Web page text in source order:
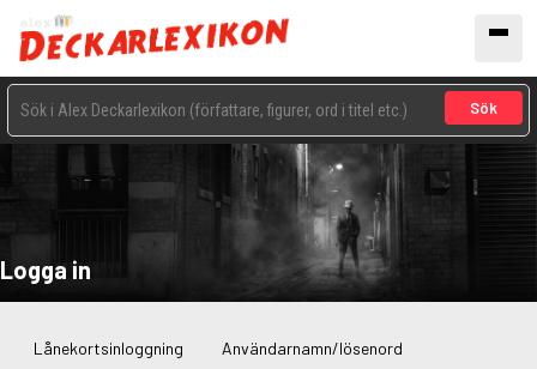
Sök
Logga in
Lånekortsinloggning Användarnamn/lösenord